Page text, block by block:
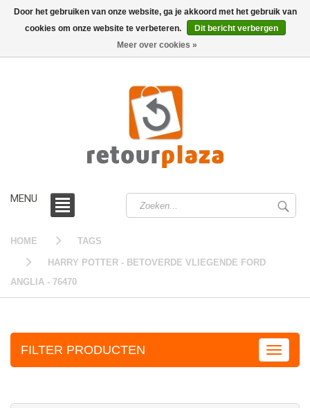
MENU
HOME TAGS
HARRY POTTER - BETOVERDE VLIEGENDE FORD
ANGLIA - 76470
FILTER PRODUCTEN
Door het gebruiken van onze website, ga je akkoord met het gebruik van
cookies om onze website te verbeteren.
Dit bericht verbergen
Meer over cookies »